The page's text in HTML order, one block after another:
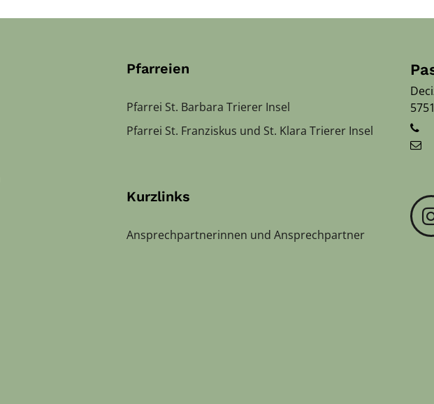
Pfarreien
Pfarrei St. Barbara Trierer Insel
Pfarrei St. Franziskus und St. Klara Trierer Insel
Kurzlinks
Ansprechpartnerinnen und Ansprechpartner